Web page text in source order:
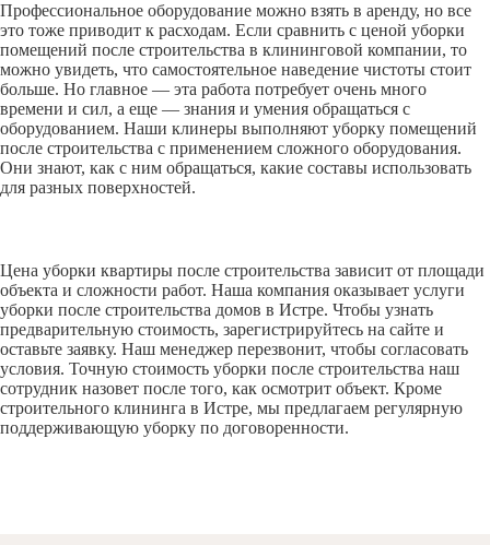
Профессиональное оборудование можно взять в аренду, но все
это тоже приводит к расходам. Если сравнить с ценой уборки
помещений после строительства в клининговой компании, то
можно увидеть, что самостоятельное наведение чистоты стоит
больше. Но главное — эта работа потребует очень много
времени и сил, а еще — знания и умения обращаться с
оборудованием. Наши клинеры выполняют уборку помещений
после строительства с применением сложного оборудования.
Они знают, как с ним обращаться, какие составы использовать
для разных поверхностей.
Цена уборки квартиры после строительства зависит от площади
объекта и сложности работ. Наша компания оказывает услуги
уборки после строительства домов в Истре. Чтобы узнать
предварительную стоимость, зарегистрируйтесь на сайте и
оставьте заявку. Наш менеджер перезвонит, чтобы согласовать
условия. Точную стоимость уборки после строительства наш
сотрудник назовет после того, как осмотрит объект. Кроме
строительного клининга в Истре, мы предлагаем регулярную
поддерживающую уборку по договоренности.